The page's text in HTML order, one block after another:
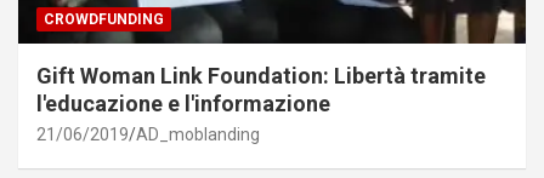
CROWDFUNDING
Gift Woman Link Foundation: Libertà tramite
l'educazione e l'informazione
21/06/2019 AD_moblanding